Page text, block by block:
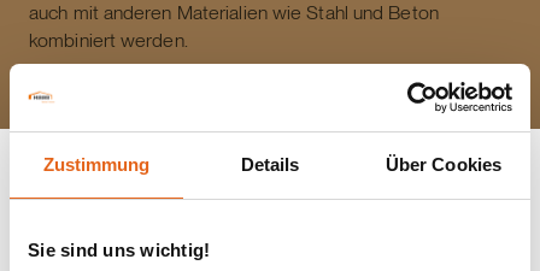
Zustimmung Details Über Cookies
Sie sind uns wichtig!
auch mit anderen Materialien wie Stahl und Beton
kombiniert werden.
Vom ersten Beratungstermin bis zur